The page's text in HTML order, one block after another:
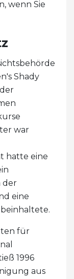
wenn Sie
Shady
war
hatte eine
der
eine
für
1996
aus